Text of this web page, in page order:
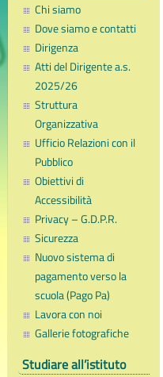
Chi siamo
Dove siamo e contatti
Dirigenza
Atti del Dirigente a.s.
2025/26
Struttura
Organizzativa
Ufficio Relazioni con il
Pubblico
Obiettivi di
Accessibilità
Privacy – G.D.P.R.
Sicurezza
Nuovo sistema di
pagamento verso la
scuola (Pago Pa)
Lavora con noi
Gallerie fotografiche
Studiare all’istituto